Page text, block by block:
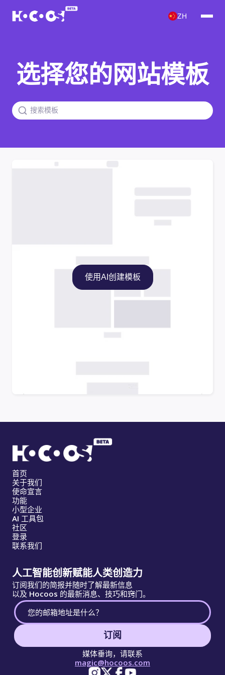
ZH
选择您的网站模板
使用AI创建模板
首页
关于我们
使命宣言
功能
小型企业
AI 工具包
社区
登录
联系我们
人工智能创新赋能人类创造力
订阅我们的简报并随时了解最新信息
以及 Hocoos 的最新消息、技巧和窍门。
订阅
媒体垂询，请联系
magic@hocoos.com